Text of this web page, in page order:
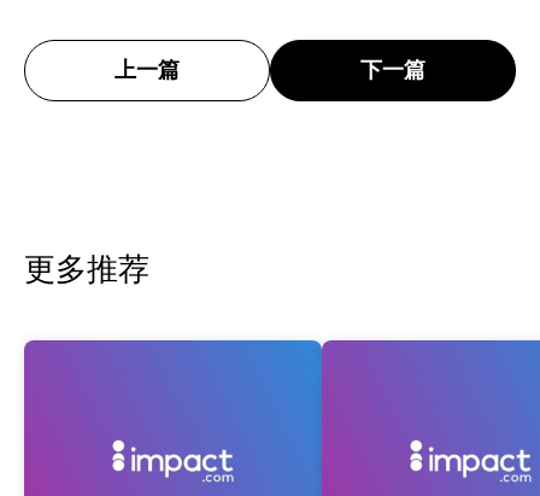
上一篇 下一篇
更多推荐